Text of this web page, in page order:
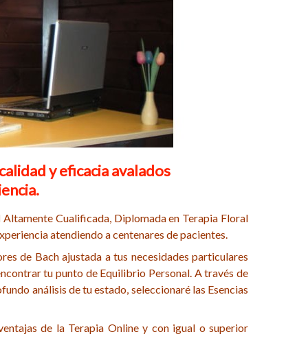
y eficacia avalados
Cualificada, Diplomada en Terapia Floral
atendiendo a centenares de pacientes.
de Bach ajustada a tus necesidades particulares
tu punto de Equilibrio Personal. A través de
análisis de tu estado, seleccionaré las Esencias
de la Terapia Online y con igual o superior